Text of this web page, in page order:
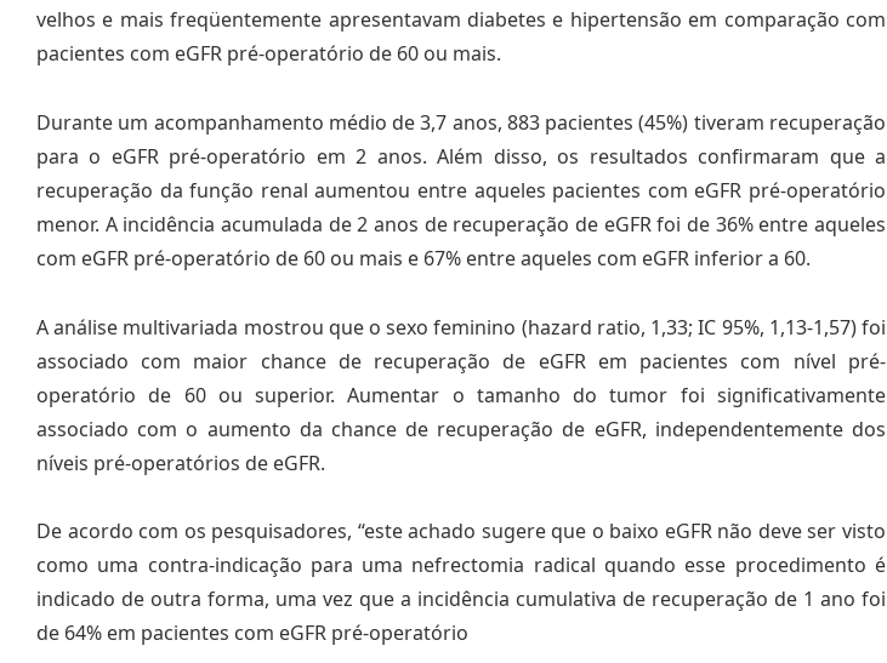
velhos e mais freqüentemente apresentavam diabetes e hipertensão em comparação com
pacientes com eGFR pré-operatório de 60 ou mais.
Durante um acompanhamento médio de 3,7 anos, 883 pacientes (45%) tiveram recuperação
para o eGFR pré-operatório em 2 anos. Além disso, os resultados confirmaram que a
recuperação da função renal aumentou entre aqueles pacientes com eGFR pré-operatório
menor. A incidência acumulada de 2 anos de recuperação de eGFR foi de 36% entre aqueles
com eGFR pré-operatório de 60 ou mais e 67% entre aqueles com eGFR inferior a 60.
A análise multivariada mostrou que o sexo feminino (hazard ratio, 1,33; IC 95%, 1,13-1,57) foi
associado com maior chance de recuperação de eGFR em pacientes com nível pré-
operatório de 60 ou superior. Aumentar o tamanho do tumor foi significativamente
associado com o aumento da chance de recuperação de eGFR, independentemente dos
níveis pré-operatórios de eGFR.
De acordo com os pesquisadores, “este achado sugere que o baixo eGFR não deve ser visto
como uma contra-indicação para uma nefrectomia radical quando esse procedimento é
indicado de outra forma, uma vez que a incidência cumulativa de recuperação de 1 ano foi
de 64% em pacientes com eGFR pré-operatório